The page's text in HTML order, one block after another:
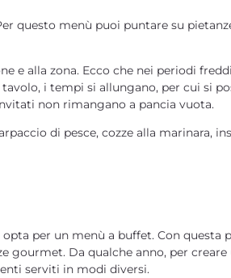
questo menù puoi puntare su
e alla zona. Ecco che nei periodi
tavolo, i tempi si allungano, per cui si
non rimangano a pancia vuota.
di pesce, cozze alla marinara,
opta per un menù a buffet. Con
gourmet. Da qualche anno, per
serviti in modi diversi.